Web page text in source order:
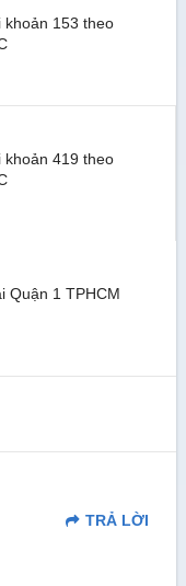
khoản 153 theo
khoản 419 theo
Quận 1 TPHCM
TRẢ LỜI